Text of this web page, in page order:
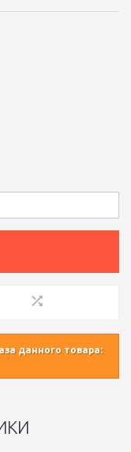
данного товара: